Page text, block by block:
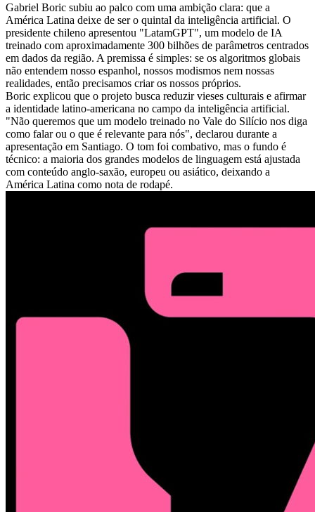
Gabriel Boric subiu ao palco com uma ambição clara: que a
América Latina deixe de ser o quintal da inteligência artificial. O
presidente chileno apresentou "LatamGPT", um modelo de IA
treinado com aproximadamente 300 bilhões de parâmetros centrados
em dados da região. A premissa é simples: se os algoritmos globais
não entendem nosso espanhol, nossos modismos nem nossas
realidades, então precisamos criar os nossos próprios.
Boric explicou que o projeto busca reduzir vieses culturais e afirmar
a identidade latino-americana no campo da inteligência artificial.
"Não queremos que um modelo treinado no Vale do Silício nos diga
como falar ou o que é relevante para nós", declarou durante a
apresentação em Santiago. O tom foi combativo, mas o fundo é
técnico: a maioria dos grandes modelos de linguagem está ajustada
com conteúdo anglo-saxão, europeu ou asiático, deixando a
América Latina como nota de rodapé.